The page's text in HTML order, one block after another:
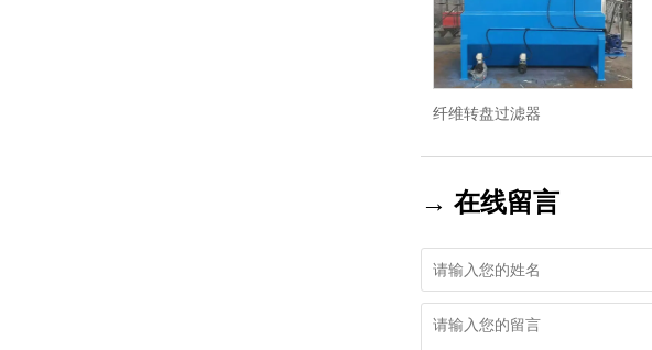
纤维转盘过滤器
→ 在线留言